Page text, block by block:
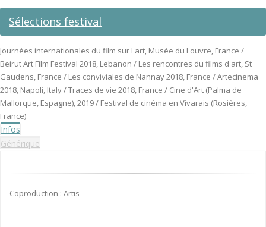
Sélections festival
Journées internationales du film sur l'art, Musée du Louvre, France /
Beirut Art Film Festival 2018, Lebanon / Les rencontres du films d'art, St
Gaudens, France / Les conviviales de Nannay 2018, France / Artecinema
2018, Napoli, Italy / Traces de vie 2018, France / Cine d'Art (Palma de
Mallorque, Espagne), 2019 / Festival de cinéma en Vivarais (Rosières,
France)
Infos
Générique
Coproduction : Artis